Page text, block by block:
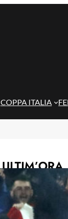
COPPA ITALIA
ULTIM’ORA
7 Agosto 2026